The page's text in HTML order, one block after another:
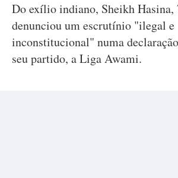
Do exílio indiano, Sheikh Hasina,
denunciou um escrutínio "ilegal e
inconstitucional" numa
seu partido, a Liga Awami.